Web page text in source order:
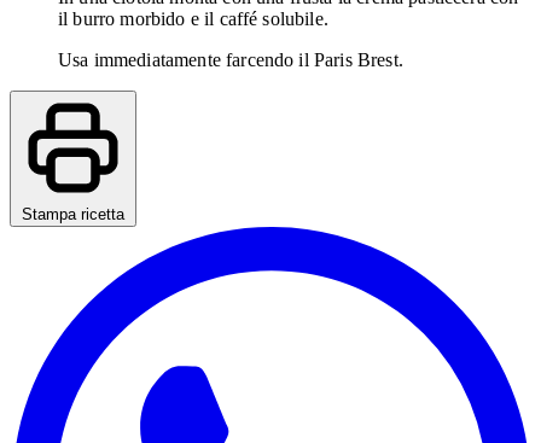
il burro morbido e il caffé solubile.
Usa immediatamente farcendo il Paris Brest.
Stampa ricetta